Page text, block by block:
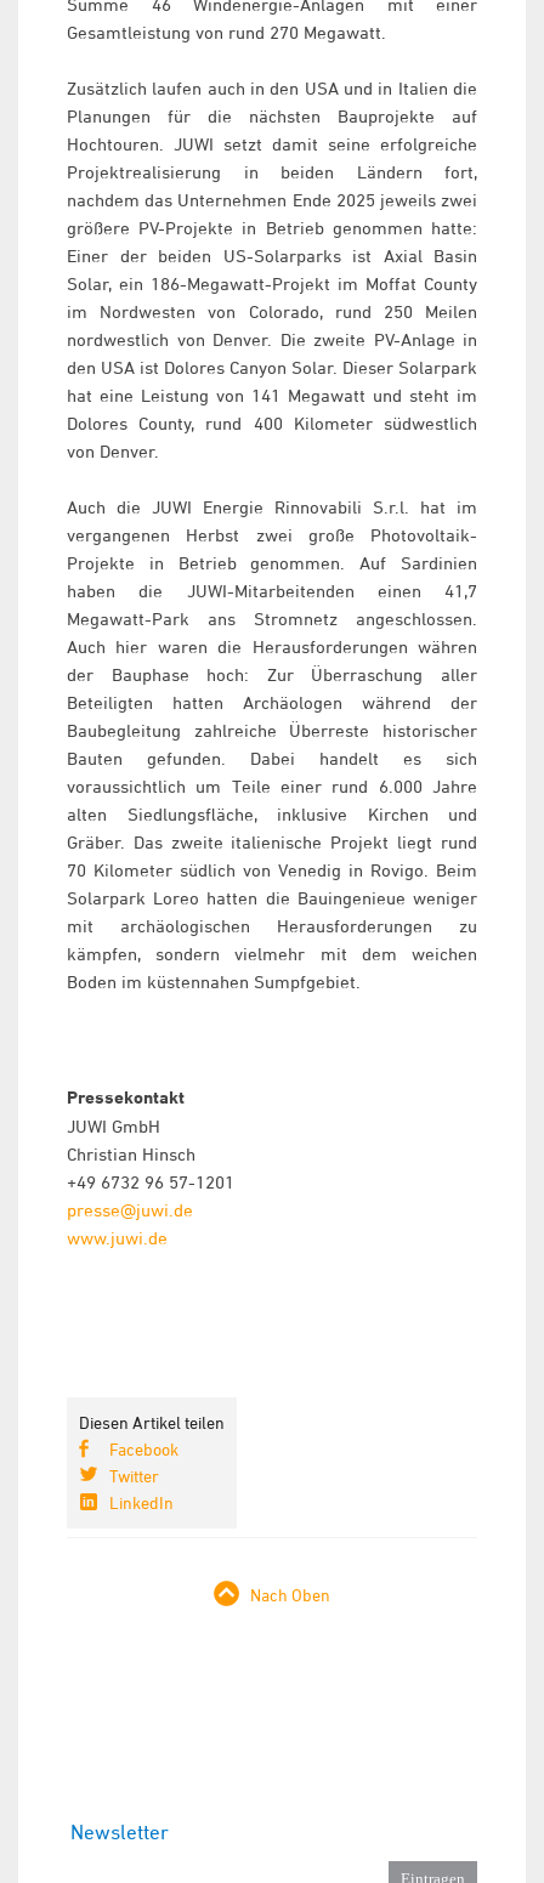
Summe 46 Windenergie-Anlagen mit einer
Gesamtleistung von rund 270 Megawatt.
Zusätzlich laufen auch in den USA und in Italien die
Planungen für die nächsten Bauprojekte auf
Hochtouren. JUWI setzt damit seine erfolgreiche
Projektrealisierung in beiden Ländern fort,
nachdem das Unternehmen Ende 2025 jeweils zwei
größere PV-Projekte in Betrieb genommen hatte:
Einer der beiden US-Solarparks ist Axial Basin
Solar, ein 186-Megawatt-Projekt im Moffat County
im Nordwesten von Colorado, rund 250 Meilen
nordwestlich von Denver. Die zweite PV-Anlage in
den USA ist Dolores Canyon Solar. Dieser Solarpark
hat eine Leistung von 141 Megawatt und steht im
Dolores County, rund 400 Kilometer südwestlich
von Denver.
Auch die JUWI Energie Rinnovabili S.r.l. hat im
vergangenen Herbst zwei große Photovoltaik-
Projekte in Betrieb genommen. Auf Sardinien
haben die JUWI-Mitarbeitenden einen 41,7
Megawatt-Park ans Stromnetz angeschlossen.
Auch hier waren die Herausforderungen währen
der Bauphase hoch: Zur Überraschung aller
Beteiligten hatten Archäologen während der
Baubegleitung zahlreiche Überreste historischer
Bauten gefunden. Dabei handelt es sich
voraussichtlich um Teile einer rund 6.000 Jahre
alten Siedlungsfläche, inklusive Kirchen und
Gräber. Das zweite italienische Projekt liegt rund
70 Kilometer südlich von Venedig in Rovigo. Beim
Solarpark Loreo hatten die Bauingenieue weniger
mit archäologischen Herausforderungen zu
kämpfen, sondern vielmehr mit dem weichen
Boden im küstennahen Sumpfgebiet.
Pressekontakt
JUWI GmbH
Christian Hinsch
+49 6732 96 57-1201
presse@juwi.de
www.juwi.de
Diesen Artikel teilen
Facebook
Twitter
LinkedIn
Nach Oben
Newsletter